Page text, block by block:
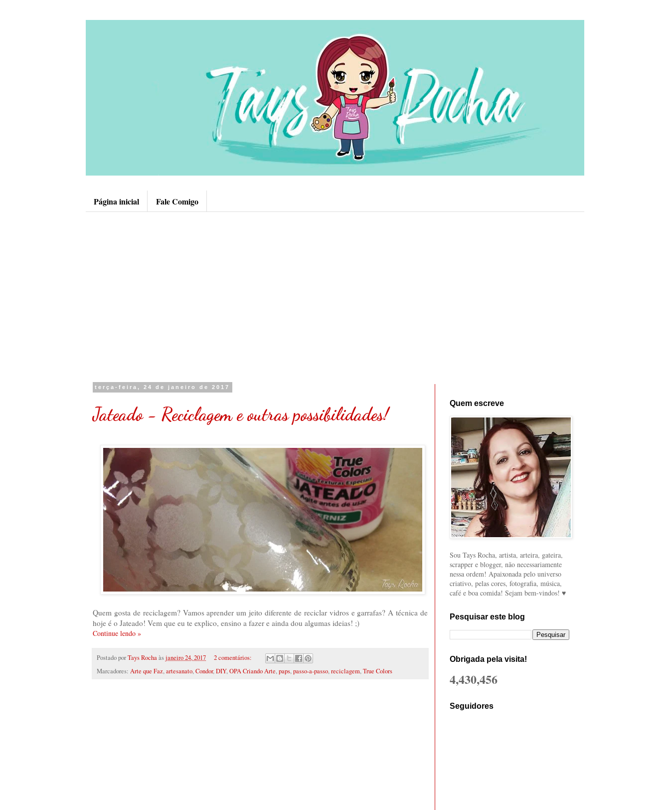
Página inicial Fale Comigo
terça-feira, 24 de janeiro de 2017
Jateado - Reciclagem e outras possibilidades!
Quem gosta de reciclagem? Vamos aprender um jeito diferente de reciclar vidros e garrafas? A técnica de
hoje é o Jateado! Vem que eu te explico, ensino a fazer e ainda dou algumas ideias! ;)
Continue lendo »
Postado porTays Rochaàsjaneiro 24, 2017
2 comentários:
Marcadores: Arte que Faz,artesanato,Condor,DIY,OPA Criando Arte,paps,passo-a-passo,reciclagem,True Colors
Quem escreve
Sou Tays Rocha, artista, arteira, gateira,
scrapper e blogger, não necessariamente
nessa ordem! Apaixonada pelo universo
criativo, pelas cores, fotografia, música,
café e boa comida! Sejam bem-vindos! ♥
Pesquisar este blog
Obrigada pela visita!
4,430,456
Seguidores